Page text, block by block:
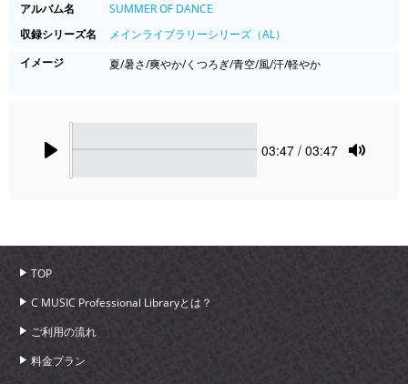
アルバム名
SUMMER OF DANCE
収録シリーズ名
メインライブラリーシリーズ（AL）
イメージ
夏/暑さ/爽やか/くつろぎ/青空/風/汗/軽やか
Current
03:47 / 03:47
TOP
C MUSIC Professional Libraryとは？
ご利用の流れ
料金プラン